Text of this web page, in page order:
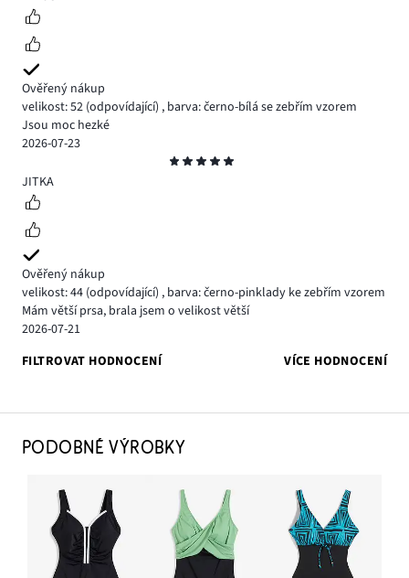
Ověřený nákup
velikost: 52 (odpovídající) , barva: černo-bílá se zebřím vzorem
Jsou moc hezké
2026-07-23
5
JITKA
Ověřený nákup
velikost: 44 (odpovídající) , barva: černo-pinklady ke zebřím vzorem
Mám větší prsa, brala jsem o velikost větší
2026-07-21
FILTROVAT HODNOCENÍ
VÍCE HODNOCENÍ
PODOBNÉ VÝROBKY